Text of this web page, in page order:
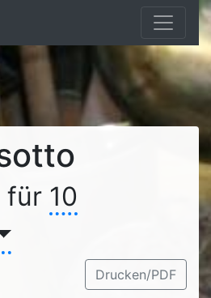
für 10
Drucken/PDF